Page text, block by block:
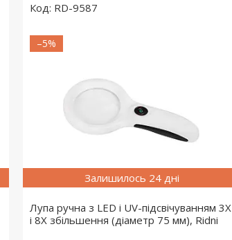
RD-9587
Залишилось 24 дні
–5%
Лупа ручна з LED і UV-підсвічуванням 3X
і 8X збільшення (діаметр 75 мм), Ridni